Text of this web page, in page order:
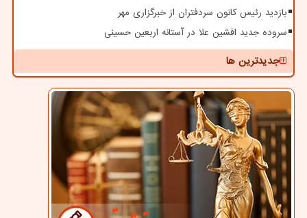
بازدید رئیس کانون سردفتران از خبرگزاری مهر
سروده جدید افشین علا در آستانه اربعین حسینی
جدیدترین ها